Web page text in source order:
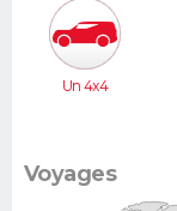
Un 4x4
Voyages